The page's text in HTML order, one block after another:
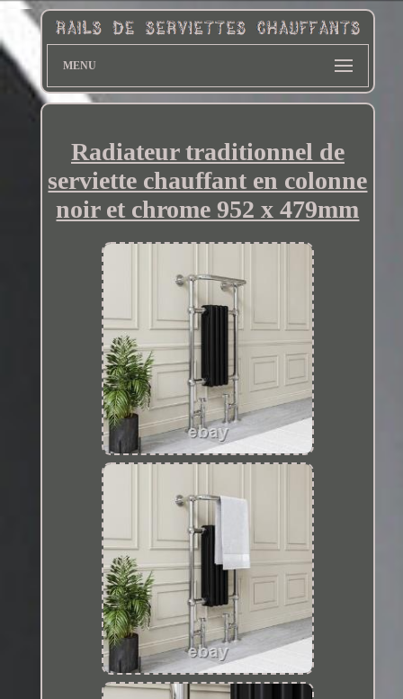
MENU
Radiateur traditionnel de
serviette chauffant en colonne
noir et chrome 952 x 479mm